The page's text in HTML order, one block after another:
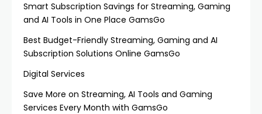
Smart Subscription Savings for Streaming, Gaming
and AI Tools in One Place GamsGo
Best Budget-Friendly Streaming, Gaming and AI
Subscription Solutions Online GamsGo
Digital Services
Save More on Streaming, AI Tools and Gaming
Services Every Month with GamsGo